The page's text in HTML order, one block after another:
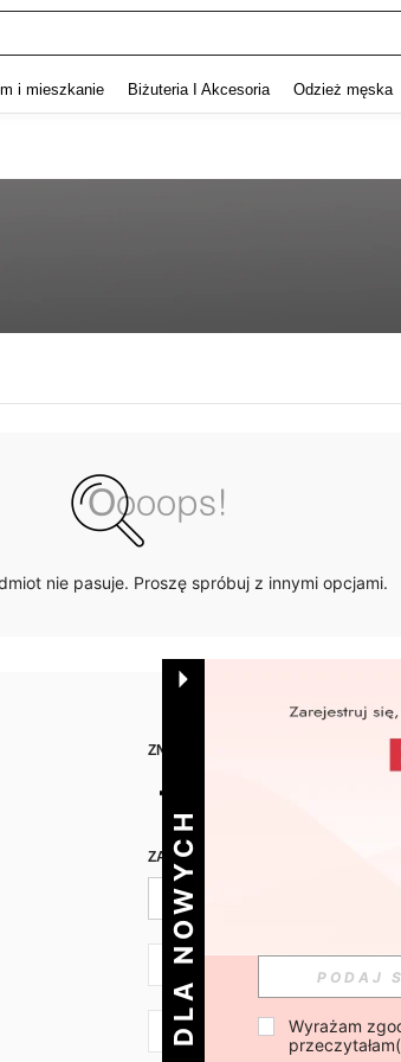
i mieszkanie Biżuteria I Akcesoria Odzież męska
nie pasuje. Proszę spróbuj z innymi opcjami.
ZNAJDŹ NAS NA
ZAPISZ SIĘ PO CODZIENNĄ DAWKĘ
PL + 48
PL + 48
DLA NOWYCH Wyrażam